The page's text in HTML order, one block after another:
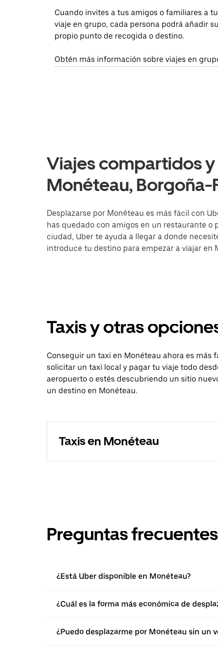
Cuando invites a tus amigos o familiares a tu
viaje en grupo, cada persona podrá añadir su
propio punto de recogida o destino.
Obtén más información sobre viajes en
Viajes compartidos
Monéteau,
Desplazarse por Monéteau es más fácil con
has quedado con amigos en un restaurante o
ciudad, Uber te ayuda a llegar a donde
introduce tu destino para empezar a viajar en
Taxis y otras
Conseguir un taxi en Monéteau ahora es más
solicitar un taxi local y pagar tu viaje todo
aeropuerto o estés descubriendo un sitio
un destino en Monéteau.
Taxis en Monéteau
Preguntas frecuentes
¿Está Uber disponible en Monéteau?
¿Cuál es la forma más económica de
¿Puedo desplazarme por Monéteau sin un